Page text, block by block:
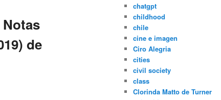
de
chatgpt
childhood
chile
cine e imagen
Ciro Alegria
cities
civil society
class
Clorinda Matto de Turner